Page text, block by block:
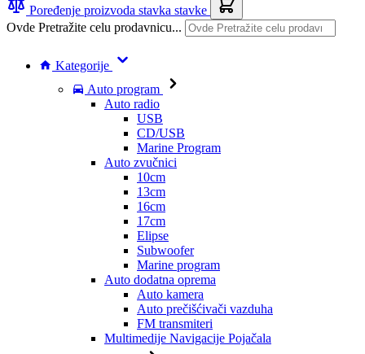
Poređenje proizvoda stavka stavke
Ovde Pretražite celu prodavnicu...
Kategorije
Auto program
Auto radio
USB
CD/USB
Marine Program
Auto zvučnici
10cm
13cm
16cm
17cm
Elipse
Subwoofer
Marine program
Auto dodatna oprema
Auto kamera
Auto prečišćivači vazduha
FM transmiteri
Multimedije Navigacije Pojačala